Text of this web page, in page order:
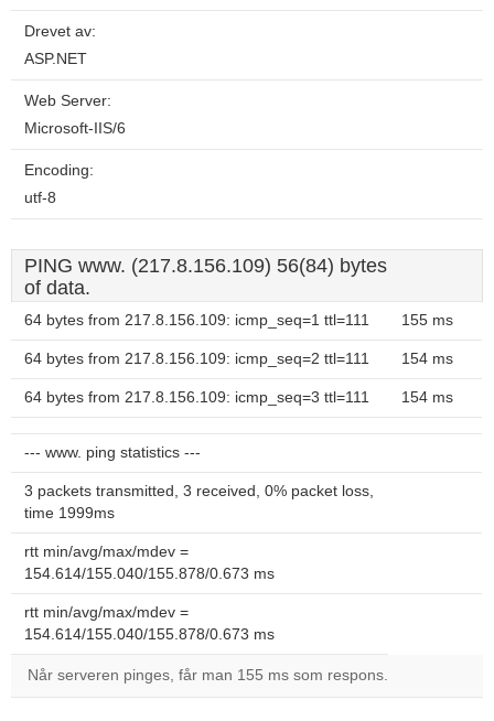
Drevet av:
ASP.NET
Web Server:
Microsoft-IIS/6
Encoding:
utf-8
PING www. (217.8.156.109) 56(84) bytes
of data.
64 bytes from 217.8.156.109: icmp_seq=1 ttl=111 155 ms
64 bytes from 217.8.156.109: icmp_seq=2 ttl=111 154 ms
64 bytes from 217.8.156.109: icmp_seq=3 ttl=111 154 ms
--- www. ping statistics ---
3 packets transmitted, 3 received, 0% packet loss,
time 1999ms
rtt min/avg/max/mdev =
154.614/155.040/155.878/0.673 ms
rtt min/avg/max/mdev =
154.614/155.040/155.878/0.673 ms
Når serveren pinges, får man 155 ms som respons.